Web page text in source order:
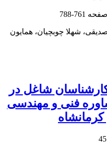
761-788
شهلا چوبچیان، همایون
شاغل در
فنی و مهندسی